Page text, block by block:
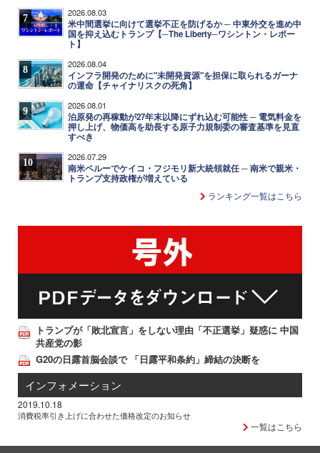
7 2026.08.03
米中間選挙に向けて選挙不正を防げるか ─ 中東外交を進め中
国を抑え込むトランプ【─The Liberty─ワシントン・レポー
ト】
8 2026.08.04
インフラ開発のために"未開発資源"を担保に取られるガーナ
の運命【チャイナリスクの死角】
9 2026.08.01
泊原発の再稼動が27年末以降にずれ込む可能性 ─ 電気料金を
押し上げ、物価高を助長する原子力規制委の審査基準を見直
すべき
10 2026.07.29
南米ペルーでケイコ・フジモリ新大統領就任 ─ 南米で親米・
トランプ支持政権が増えている
ランキング一覧はこちら
トランプが「敗北宣言」をしない理由「不正選挙」疑惑に 中国
共産党の影
G20の日露首脳会談で 「日露平和条約」締結の決断を
インフォメーション
2019.10.18
消費税率引き上げに合わせた価格改定のお知らせ
一覧はこちら